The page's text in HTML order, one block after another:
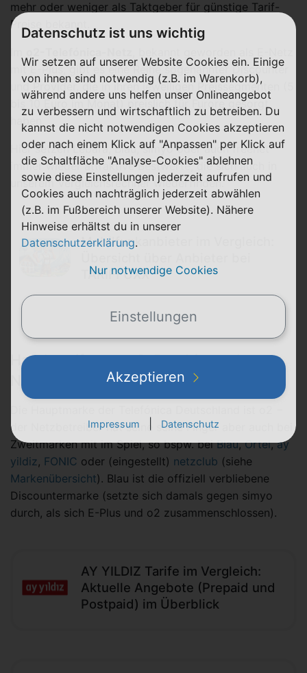
mehr oder weniger als Taktgeber für günstige Tarif-
Preise bekannt.
mit E-Plus, gibt es eine Reihe sogenannter Discounter
und Provider, die in ihren jeweiligen Preissegmenten (5
bis 10 Euro im Monat) preislich für Furore gesorgt
haben.
Hier setzen Lebara, Blau, simyo oder auch freenet
immer wieder attraktive Bestwerte, die sich auch in
unserem Vergleichsrechner wiederfinden.
Mobilfunkanbieter im Vergleich:
TARIFFUXX
Handytarife von o2: Das bietet der
Netzbetreiber selbst
der Netzbetreiber hat seine seine Finger aber auch bei
Zweitmarken mit im Spiel, so bspw. beiBlau,Ortel,ay
yildiz , FONIC oder (eingestellt) netzclub (siehe
Markenübersicht). Blau ist die offiziell verbliebene
Discountermarke (setzte sich damals gegen simyo
durch, als sich E-Plus und o2 zusammenschlossen).
AY YILDIZ Tarife im Vergleich:
Aktuelle Angebote (Prepaid und
Postpaid) im Überblick
Datenschutz ist uns wichtig
Wir setzen auf unserer Website Cookies ein. Einige
von ihnen sind notwendig (z.B. im Warenkorb),
während andere uns helfen unser Onlineangebot
zu verbessern und wirtschaftlich zu betreiben. Du
kannst die nicht notwendigen Cookies akzeptieren
oder nach einem Klick auf "Anpassen" per Klick auf
die Schaltfläche "Analyse-Cookies" ablehnen
sowie diese Einstellungen jederzeit aufrufen und
Cookies auch nachträglich jederzeit abwählen
(z.B. im Fußbereich unserer Website). Nähere
Hinweise erhältst du in unserer
Datenschutzerklärung.
Nur notwendige Cookies
Einstellungen
Akzeptieren
Impressum Datenschutz